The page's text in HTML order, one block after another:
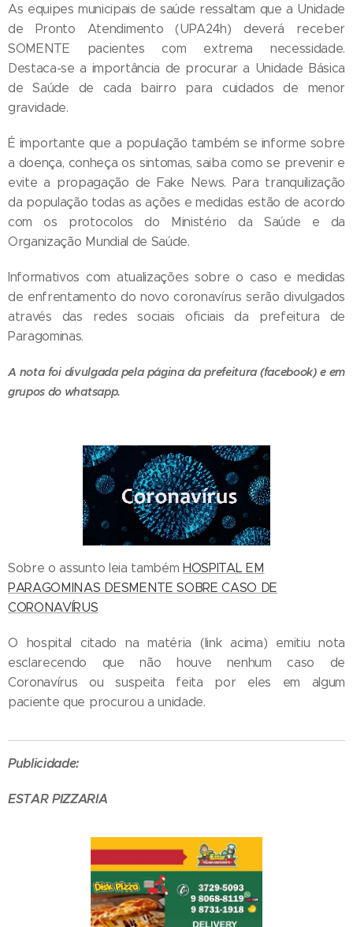
As equipes municipais de saúde ressaltam que a Unidade
de Pronto Atendimento (UPA24h) deverá receber
SOMENTE pacientes com extrema necessidade.
Destaca-se a importância de procurar a Unidade Básica
de Saúde de cada bairro para cuidados de menor
gravidade.
É importante que a população também se informe sobre
a doença, conheça os sintomas, saiba como se prevenir e
evite a propagação de Fake News. Para tranquilização
da população todas as ações e medidas estão de acordo
com os protocolos do Ministério da Saúde e da
Organização Mundial de Saúde.
Informativos com atualizações sobre o caso e medidas
de enfrentamento do novo coronavírus serão divulgados
através das redes sociais oficiais da prefeitura de
Paragominas.
A nota foi divulgada pela página da prefeitura (facebook) e em
grupos do whatsapp.
Sobre o assunto leia tambémHOSPITAL EM
PARAGOMINAS DESMENTE SOBRE CASO DE
CORONAVÍRUS
O hospital citado na matéria (link acima) emitiu nota
esclarecendo que não houve nenhum caso de
Coronavírus ou suspeita feita por eles em algum
paciente que procurou a unidade.
Publicidade:
ESTAR PIZZARIA